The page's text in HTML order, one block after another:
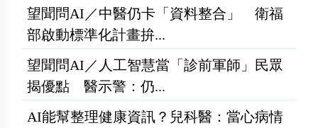
望聞問AI／中醫仍卡「資料整合」 衛福
部啟動標準化計畫拚...
望聞問AI／人工智慧當「診前軍師」民眾
揭優點 醫示警：仍...
AI能幫整理健康資訊？兒科醫：當心病情